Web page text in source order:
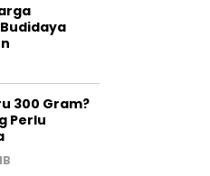
300 Gram?
Perlu